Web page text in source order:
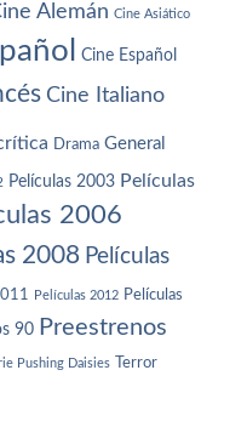
Alemán Cine Asiático
Cine Español
Cine Italiano
Drama General
Películas 2003 Películas
2006
2008 Películas
Películas 2012 Películas
90 Preestrenos
Pushing Daisies Terror